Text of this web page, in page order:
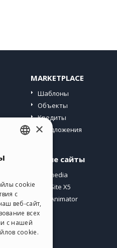
MARKETPLACE
Шаблоны
Объекты
Кредиты
Предложения
Другие сайты
Incomedia
WebSite X5
WebAnimator
GERMAN
SPANISH
PORTUGUESE
POLISH
×
cookie
с
веб-сайт,
всех
с нашей
cookie.